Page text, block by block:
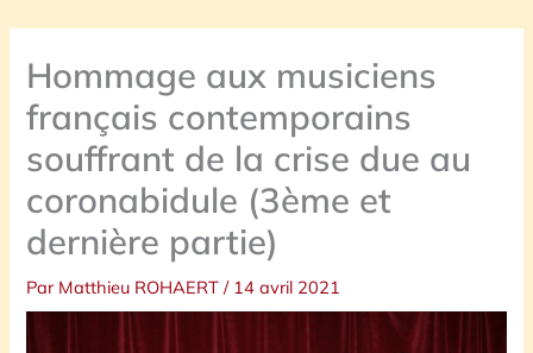
Hommage aux musiciens
français contemporains
souffrant de la crise due au
coronabidule (3ème et
dernière partie)
Par Matthieu ROHAERT/ 14 avril 2021